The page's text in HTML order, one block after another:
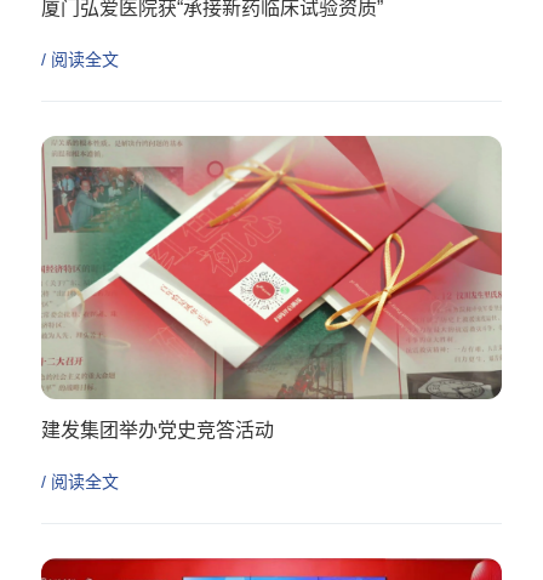
厦门弘爱医院获“承接新药临床试验资质”
/ 阅读全文
建发集团举办党史竞答活动
/ 阅读全文